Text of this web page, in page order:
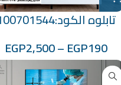
تابلوه الكود:100701544
EGP190
–
EGP2,500